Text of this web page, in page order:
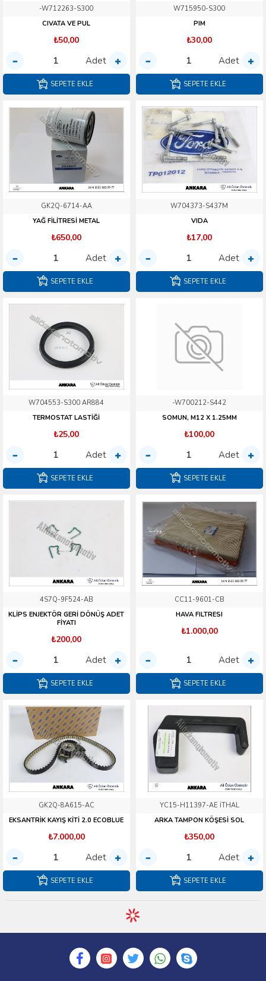
-W712263-S300
CIVATA VE PUL
₺50,00
Adet
SEPETE EKLE
W715950-S300
PIM
₺30,00
Adet
SEPETE EKLE
GK2Q-6714-AA
YAĞ FİLİTRESİ METAL
₺650,00
Adet
SEPETE EKLE
W704373-S437M
VIDA
₺17,00
Adet
SEPETE EKLE
W704553-S300 AR884
TERMOSTAT LASTİĞİ
₺25,00
Adet
SEPETE EKLE
-W700212-S442
SOMUN, M12 X 1.25MM
₺100,00
Adet
SEPETE EKLE
4S7Q-9F524-AB
KLİPS ENJEKTÖR GERİ DÖNÜŞ ADET
FİYATI
₺200,00
Adet
SEPETE EKLE
CC11-9601-CB
HAVA FILTRESI
₺1.000,00
Adet
SEPETE EKLE
GK2Q-8A615-AC
EKSANTRİK KAYIŞ KİTİ 2.0 ECOBLUE
₺7.000,00
Adet
SEPETE EKLE
YC15-H11397-AE İTHAL
ARKA TAMPON KÖŞESİ SOL
₺350,00
Adet
SEPETE EKLE